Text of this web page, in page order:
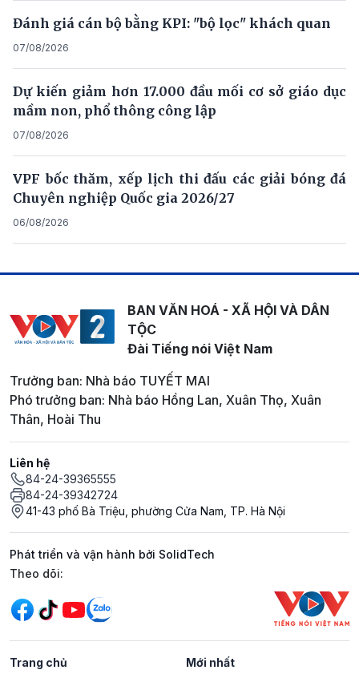
Đánh giá cán bộ bằng KPI: "bộ lọc" khách quan
07/08/2026
Dự kiến giảm hơn 17.000 đầu mối cơ sở giáo dục
mầm non, phổ thông công lập
07/08/2026
VPF bốc thăm, xếp lịch thi đấu các giải bóng đá
Chuyên nghiệp Quốc gia 2026/27
06/08/2026
BAN VĂN HOÁ - XÃ HỘI VÀ DÂN
TỘC
Đài Tiếng nói Việt Nam
Trưởng ban: Nhà báo TUYẾT MAI
Phó trưởng ban: Nhà báo Hồng Lan, Xuân Thọ, Xuân
Thân, Hoài Thu
Liên hệ
84-24-39365555
84-24-39342724
41-43 phố Bà Triệu, phường Cửa Nam, TP. Hà Nội
Phát triển và vận hành bởi SolidTech
Mạng xã hội
Theo dõi:
Trang chủ Mới nhất